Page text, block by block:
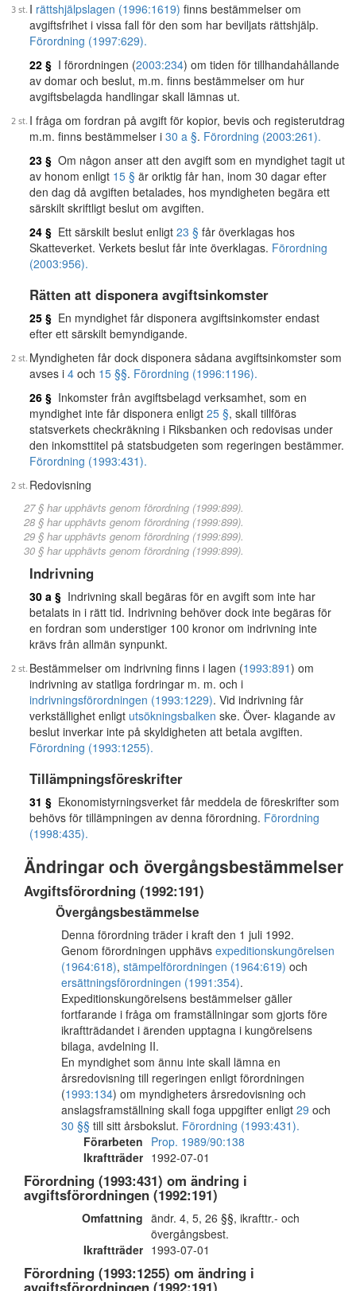
I rättshjälpslagen (1996:1619) finns bestämmelser om
avgiftsfrihet i vissa fall för den som har beviljats rättshjälp.
Förordning (1997:629).
22 § I förordningen (2003:234) om tiden för tillhandahållande
av domar och beslut, m.m. finns bestämmelser om hur
avgiftsbelagda handlingar skall lämnas ut.
I fråga om fordran på avgift för kopior, bevis och registerutdrag
m.m. finns bestämmelser i 30 a §. Förordning (2003:261).
23 § Om någon anser att den avgift som en myndighet tagit ut
av honom enligt 15 § är oriktig får han, inom 30 dagar efter
den dag då avgiften betalades, hos myndigheten begära ett
särskilt skriftligt beslut om avgiften.
24 § Ett särskilt beslut enligt 23 § får överklagas hos
Skatteverket. Verkets beslut får inte överklagas. Förordning
(2003:956).
Rätten att disponera avgiftsinkomster
25 § En myndighet får disponera avgiftsinkomster endast
efter ett särskilt bemyndigande.
Myndigheten får dock disponera sådana avgiftsinkomster som
avses i 4 och 15 §§. Förordning (1996:1196).
26 § Inkomster från avgiftsbelagd verksamhet, som en
myndighet inte får disponera enligt 25 §, skall tillföras
statsverkets checkräkning i Riksbanken och redovisas under
den inkomsttitel på statsbudgeten som regeringen bestämmer.
Förordning (1993:431).
Redovisning
27 § har upphävts genom förordning (1999:899).
28 § har upphävts genom förordning (1999:899).
29 § har upphävts genom förordning (1999:899).
30 § har upphävts genom förordning (1999:899).
Indrivning
30 a § Indrivning skall begäras för en avgift som inte har
betalats in i rätt tid. Indrivning behöver dock inte begäras för
en fordran som understiger 100 kronor om indrivning inte
krävs från allmän synpunkt.
Bestämmelser om indrivning finns i lagen (1993:891) om
indrivning av statliga fordringar m. m. och i
indrivningsförordningen (1993:1229). Vid indrivning får
verkställighet enligt utsökningsbalken ske. Över- klagande av
beslut inverkar inte på skyldigheten att betala avgiften.
Förordning (1993:1255).
Tillämpningsföreskrifter
31 § Ekonomistyrningsverket får meddela de föreskrifter som
behövs för tillämpningen av denna förordning. Förordning
(1998:435).
Ändringar och övergångsbestämmelser
Avgiftsförordning (1992:191)
Övergångsbestämmelse
Denna förordning träder i kraft den 1 juli 1992.
Genom förordningen upphävs expeditionskungörelsen
(1964:618), stämpelförordningen (1964:619) och
ersättningsförordningen (1991:354).
Expeditionskungörelsens bestämmelser gäller
fortfarande i fråga om framställningar som gjorts före
ikraftträdandet i ärenden upptagna i kungörelsens
bilaga, avdelning II.
En myndighet som ännu inte skall lämna en
årsredovisning till regeringen enligt förordningen
(1993:134) om myndigheters årsredovisning och
anslagsframställning skall foga uppgifter enligt 29 och
30 §§ till sitt årsbokslut. Förordning (1993:431).
Förarbeten Prop. 1989/90:138
Ikraftträder 1992-07-01
Förordning (1993:431) om ändring i
avgiftsförordningen (1992:191)
Omfattning ändr. 4, 5, 26 §§, ikrafttr.- och
övergångsbest.
Ikraftträder 1993-07-01
Förordning (1993:1255) om ändring i
avgiftsförordningen (1992:191)